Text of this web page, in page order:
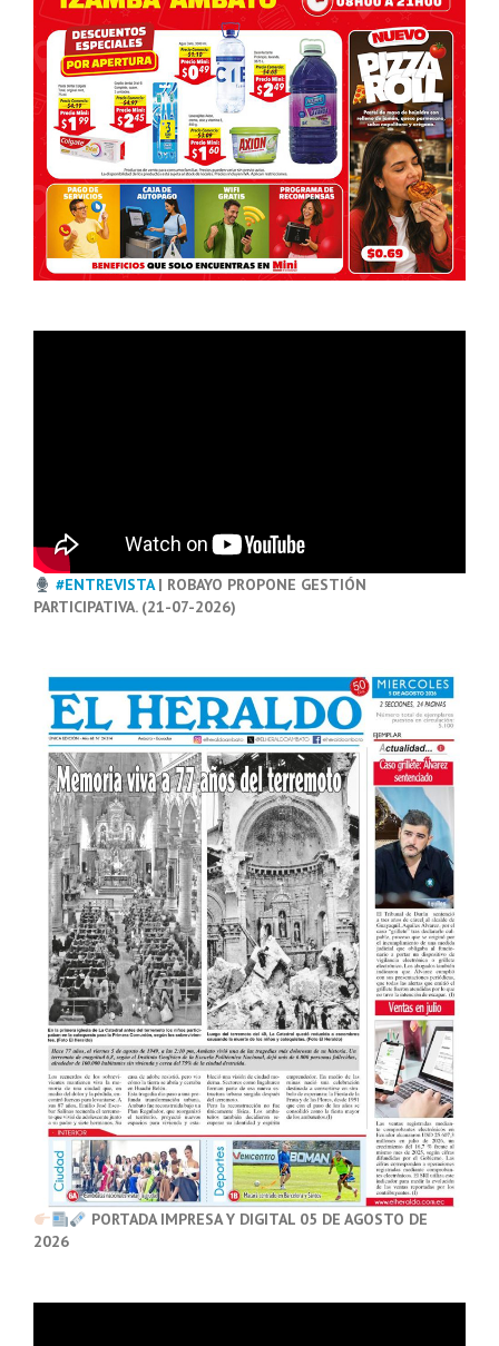
#ENTREVISTA| ROBAYO PROPONE GESTIÓN
PARTICIPATIVA. (21-07-2026)
PORTADA IMPRESA Y DIGITAL 05 DE AGOSTO DE
2026